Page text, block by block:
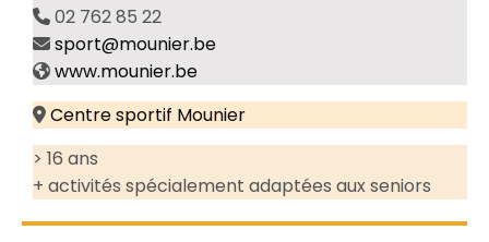
02 762 85 22
sport@mounier.be
www.mounier.be
Centre sportif Mounier
> 16 ans
+ activités spécialement adaptées aux seniors